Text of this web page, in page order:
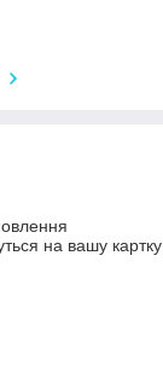
на вашу картку